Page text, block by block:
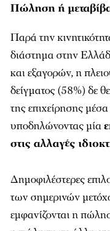
Πώληση ή
Παρά την
διάστημα στην
και εξαγορών, η
δείγματος (58%) δε
της επιχείρησης
υποδηλώνοντας μία
στις αλλαγές
Δημοφιλέστερες
των σημερινών
εμφανίζονται η